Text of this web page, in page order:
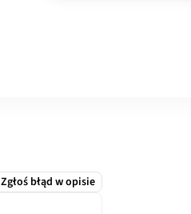
Zgłoś błąd w opisie